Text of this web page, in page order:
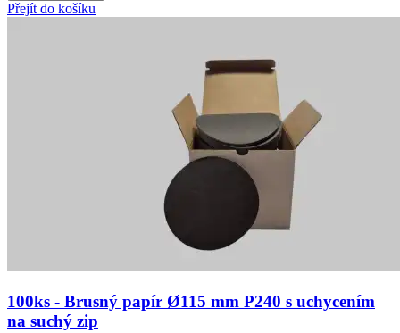
Přejít do košíku
100ks - Brusný papír Ø115 mm P240 s uchycením
na suchý zip